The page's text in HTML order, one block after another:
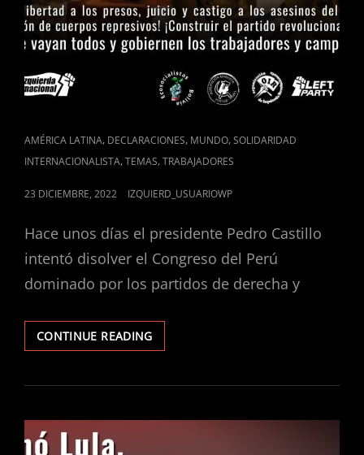
CAT
LINKS
AMÉRICA LATINA, DECLARACIONES, MUNDO,SOLIDARIDAD
INTERNACIONALISTA,TEMAS,TRABAJADORES
POSTED
23 DICIEMBRE, 2022 IZQUIERD_USUARIOWP
Hace unos días el presidente Pedro Castillo
intentó disolver el Congreso del Perú
dominado por los partidos de derecha y
CONTINUE READINGPERÚ:
SÓLO
REVOLUCIÓN
CON